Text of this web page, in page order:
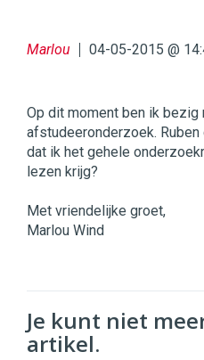
Marlou 04-05-2015 @
Op dit moment ben ik bezig
afstudeeronderzoek.
dat ik het gehele
lezen krijg?
Met vriendelijke groet,
Marlou Wind
Je kunt niet
artikel.